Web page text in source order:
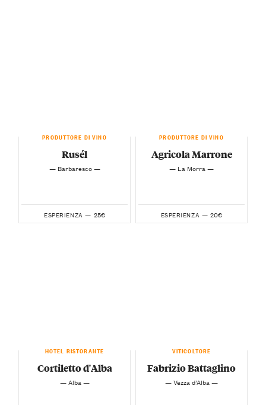
PRODUTTORE DI VINO
Rusél
— Barbaresco —
ESPERIENZA — 25€
PRODUTTORE DI VINO
Agricola Marrone
— La Morra —
ESPERIENZA — 20€
HOTEL RISTORANTE
Cortiletto d'Alba
— Alba —
VITICOLTORE
Fabrizio Battaglino
— Vezza d’Alba —